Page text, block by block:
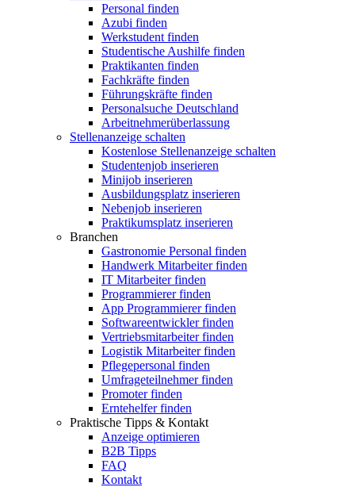
Personal finden
Azubi finden
Werkstudent finden
Studentische Aushilfe finden
Praktikanten finden
Fachkräfte finden
Führungskräfte finden
Personalsuche Deutschland
Arbeitnehmerüberlassung
Stellenanzeige schalten
Kostenlose Stellenanzeige schalten
Studentenjob inserieren
Minijob inserieren
Ausbildungsplatz inserieren
Nebenjob inserieren
Praktikumsplatz inserieren
Branchen
Gastronomie Personal finden
Handwerk Mitarbeiter finden
IT Mitarbeiter finden
Programmierer finden
App Programmierer finden
Softwareentwickler finden
Vertriebsmitarbeiter finden
Logistik Mitarbeiter finden
Pflegepersonal finden
Umfrageteilnehmer finden
Promoter finden
Erntehelfer finden
Praktische Tipps & Kontakt
Anzeige optimieren
B2B Tipps
FAQ
Kontakt